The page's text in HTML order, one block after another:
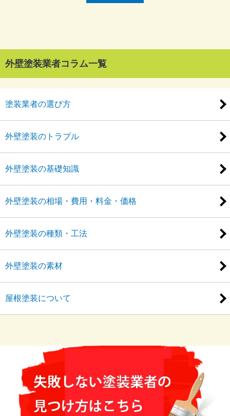
外壁塗装業者コラム一覧
塗装業者の選び方
外壁塗装のトラブル
外壁塗装の基礎知識
外壁塗装の相場・費用・料金・価格
外壁塗装の種類・工法
外壁塗装の素材
屋根塗装について